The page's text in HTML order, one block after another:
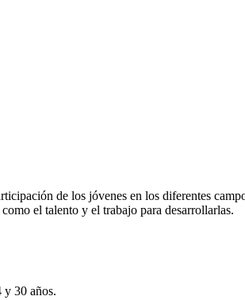
de los jóvenes en los diferentes
el talento y el trabajo para desarrollarlas.
y 30 años.